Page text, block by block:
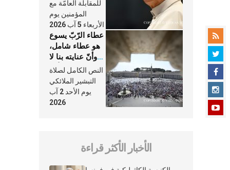
الكنيسة
للمقابلة العامّة مع
المؤمنين يوم
الأربعاء 5 آب 2026
عطاء الرّبّ يسوع
هو عطاء شامل،
وأنّ عنايته بنا لا
تغيب عنّا أبدًا
النص الكامل لصلاة
التبشير الملائكي
يوم الأحد 2 آب
2026
الأخبار الأكثر قراءة